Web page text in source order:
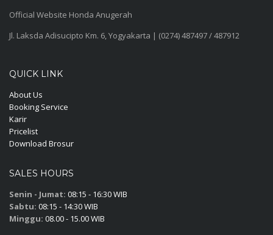
Official Website Honda Anugerah
Jl. Laksda Adisucipto Km. 6, Yogyakarta | (0274) 487497 / 487912
QUICK LINK
About Us
Booking Service
Karir
Pricelist
Download Brosur
SALES HOURS
Senin - Jumat: 08:15 - 16:30 WIB
Sabtu: 08:15 - 14:30 WIB
Minggu: 08.00 - 15.00 WIB